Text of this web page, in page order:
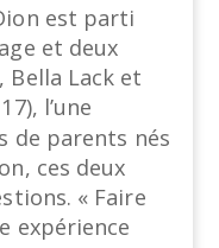
est parti
et deux
Bella Lack et
l’une
de parents nés
ces deux
« Faire
expérience